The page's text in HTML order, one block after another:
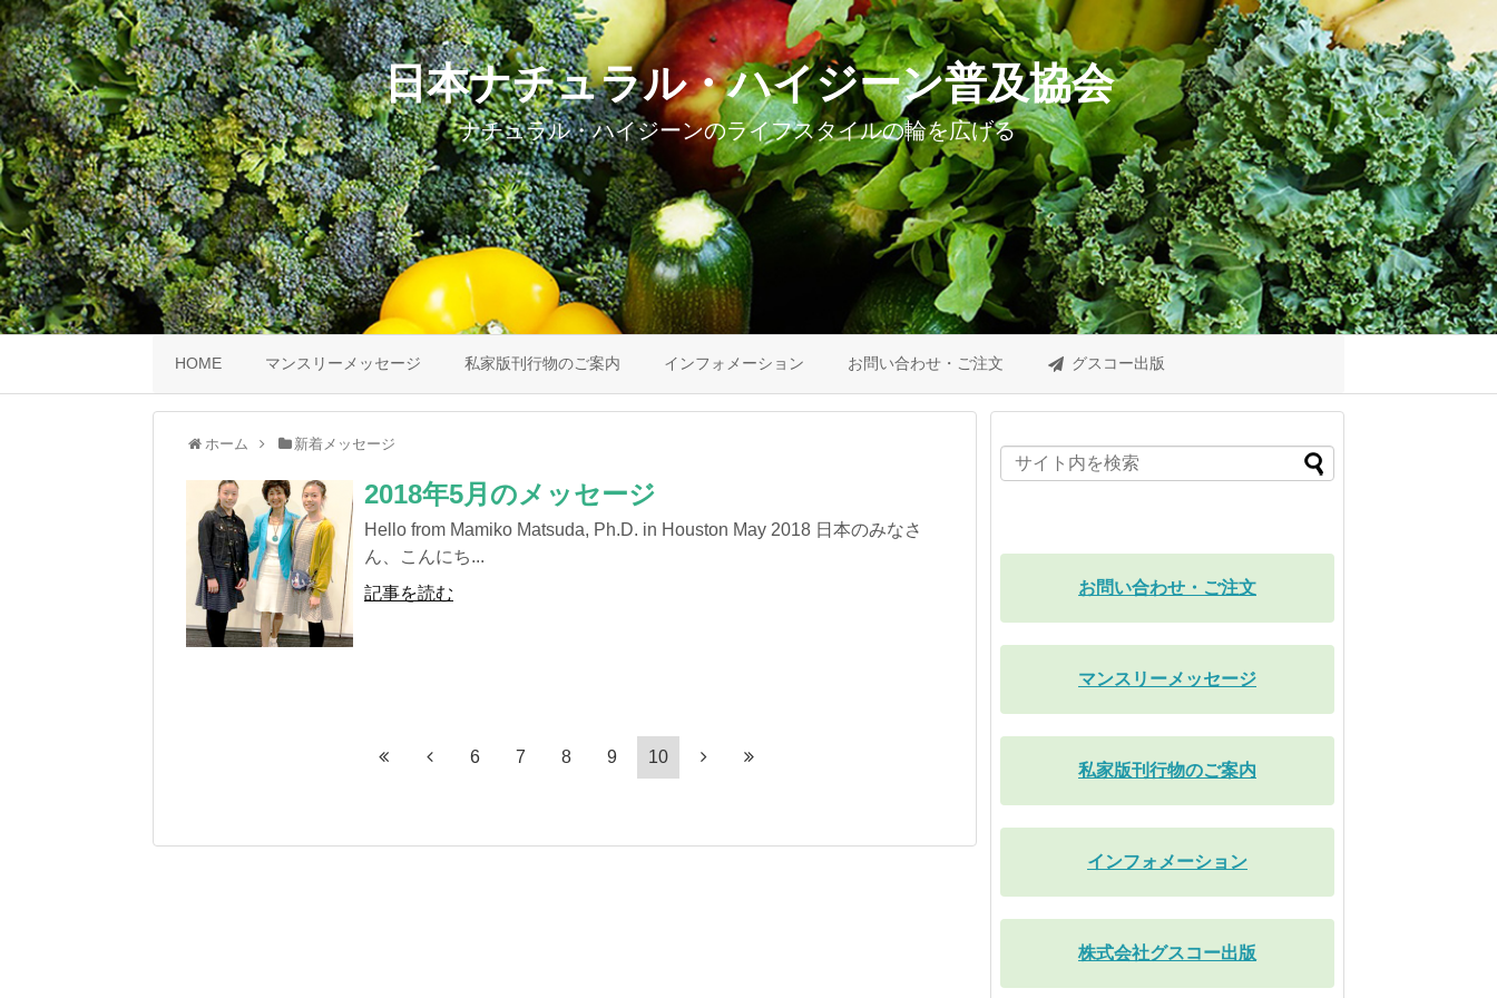
日本ナチュラル・ハイジーン普及協会
ナチュラル・ハイジーンのライフスタイルの輪を広げる
HOME マンスリーメッセージ 私家版刊行物のご案内 インフォメーション お問い合わせ・ご注文 グスコー出版
ホーム 新着メッセージ
2018年5月のメッセージ
Hello from Mamiko Matsuda, Ph.D. in Houston May 2018 日本のみなさ
ん、こんにち...
記事を読む
6 7 8 9 10
お問い合わせ・ご注文
マンスリーメッセージ
私家版刊行物のご案内
インフォメーション
株式会社グスコー出版